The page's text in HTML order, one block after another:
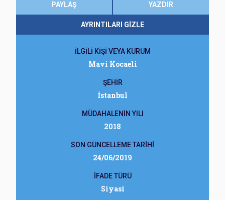
PAYLAŞ YAZDIR
AYRINTILARI GİZLE
İLGİLİ KİŞİ VEYA KURUM
Mavi Kocaeli
ŞEHİR
İstanbul
MÜDAHALENİN YILI
2018
SON GÜNCELLEME TARİHİ
24/06/2019
İFADE TÜRÜ
Siyasi